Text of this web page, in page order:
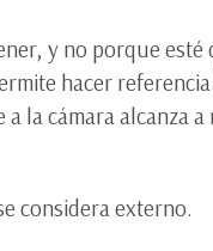
y no porque
hacer
la cámara alcanza a
considera externo.